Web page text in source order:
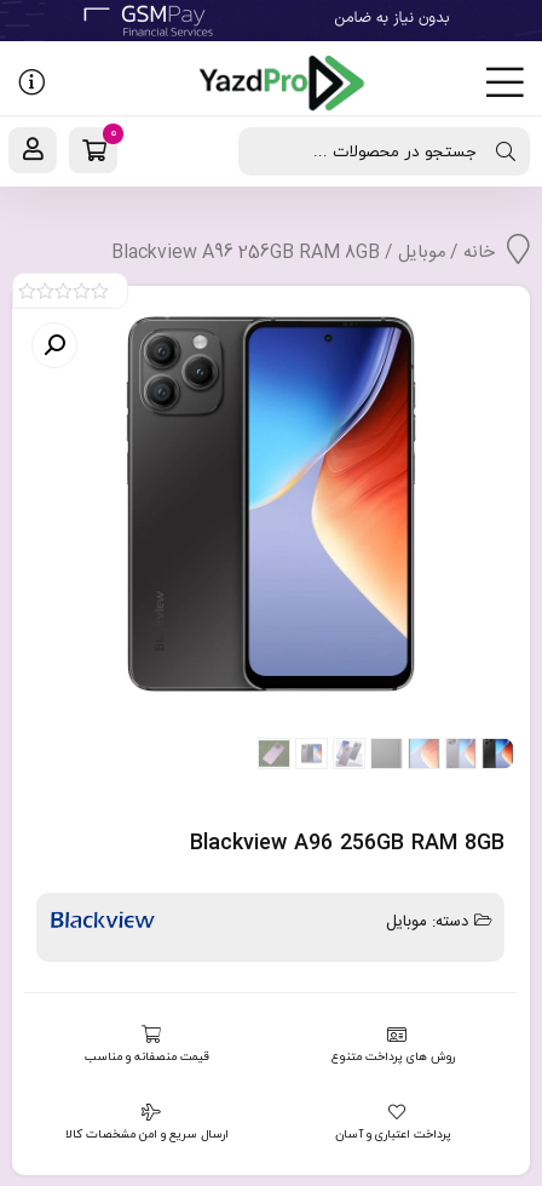
جستجو در محصولات ...
0
خانه /موبایل / Blackview A96 256GB RAM 8GB
Blackview A96 256GB RAM 8GB
دسته: موبایل
روش های پرداخت متنوع قیمت منصفانه و مناسب
پرداخت اعتباری و آسان ارسال سریع و امن مشخصات کالا